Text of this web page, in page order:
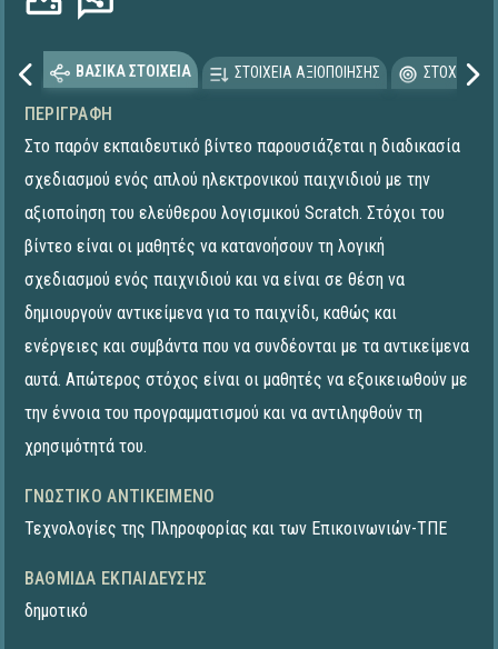
ΒΑΣΙΚΑ ΣΤΟΙΧΕΙΑ ΣΤΟΙΧΕΙΑ ΑΞΙΟΠΟΙΗΣΗΣ
ΠΕΡΙΓΡΑΦΉ
Στο παρόν εκπαιδευτικό βίντεο παρουσιάζεται η διαδικασία
σχεδιασμού ενός απλού ηλεκτρονικού παιχνιδιού με την
αξιοποίηση του ελεύθερου λογισμικού Scratch. Στόχοι του
βίντεο είναι οι μαθητές να κατανοήσουν τη λογική
σχεδιασμού ενός παιχνιδιού και να είναι σε θέση να
δημιουργούν αντικείμενα για το παιχνίδι, καθώς και
ενέργειες και συμβάντα που να συνδέονται με τα αντικείμενα
αυτά. Απώτερος στόχος είναι οι μαθητές να εξοικειωθούν με
την έννοια του προγραμματισμού και να αντιληφθούν τη
χρησιμότητά του.
ΓΝΩΣΤΙΚΌ ΑΝΤΙΚΕΊΜΕΝΟ
Τεχνολογίες της Πληροφορίας και των Επικοινωνιών-ΤΠΕ
ΒΑΘΜΊΔΑ ΕΚΠΑΊΔΕΥΣΗΣ
δημοτικό